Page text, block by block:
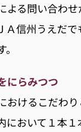
よる問い合わ
Ａ信州うえだ
にらみつつ
おけるこだわ
において１本